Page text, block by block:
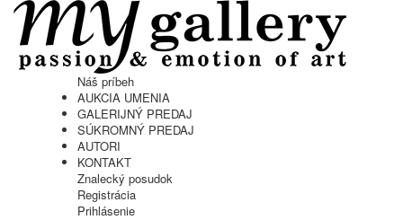
Náš príbeh
AUKCIA UMENIA
GALERIJNÝ PREDAJ
SÚKROMNÝ PREDAJ
AUTORI
KONTAKT
Znalecký posudok
Registrácia
Prihlásenie